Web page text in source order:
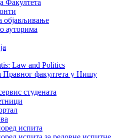
Факултета
објављивање
ауторима
Law and Politics
факултета у Нишу
студената
испита